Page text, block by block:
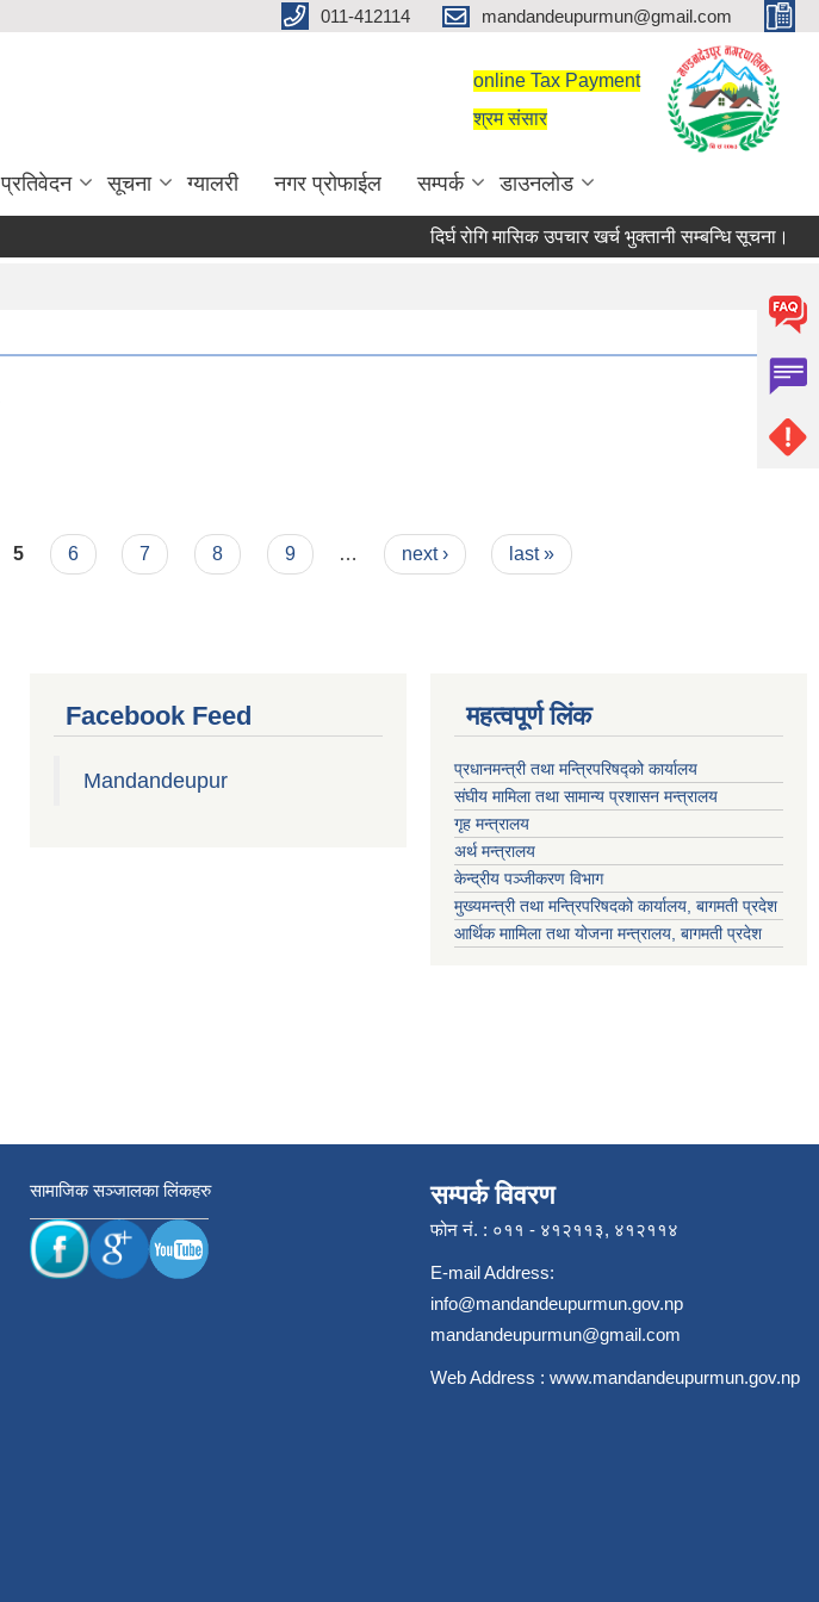
011-412114 mandandeupurmun@gmail.com
online Tax Payment
श्रम संसार
प्रतिवेदन सूचना ग्यालरी नगर प्रोफाईल सम्पर्क डाउनलोड
दिर्घ रोगि मासिक उपचार खर्च भुक्तानी सम्बन्धि सूचना।
5 6 7 8 9 … next › last »
Facebook Feed
Mandandeupur
महत्वपूर्ण लिंक
प्रधानमन्त्री तथा मन्त्रिपरिषद्को कार्यालय
संघीय मामिला तथा सामान्य प्रशासन मन्त्रालय
गृह मन्त्रालय
अर्थ मन्त्रालय
केन्द्रीय पञ्जीकरण विभाग
मुख्यमन्त्री तथा मन्त्रिपरिषदको कार्यालय, बागमती प्रदेश
आर्थिक माामिला तथा योजना मन्त्रालय, बागमती प्रदेश
सामाजिक सञ्जालका लिंकहरु सम्पर्क विवरण
फोन नं. : ०११ - ४१२११३, ४१२११४
E-mail Address:
info@mandandeupurmun.gov.np
mandandeupurmun@gmail.com
Web Address : www.mandandeupurmun.gov.np